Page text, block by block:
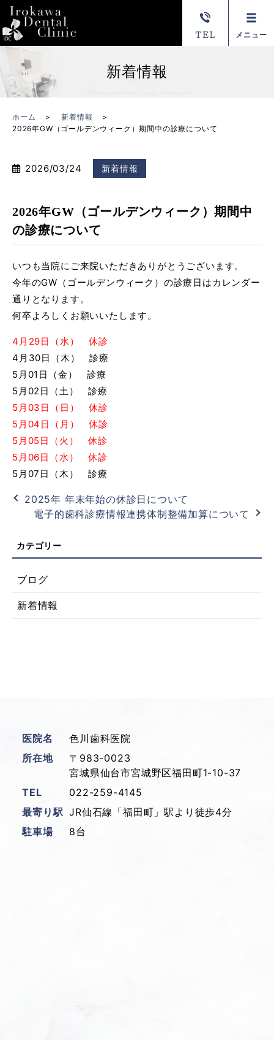
メニュー
新着情報
ホーム
新着情報
2026年GW（ゴールデンウィーク）期間中の診療について
2026/03/24 新着情報
2026年GW（ゴールデンウィーク）期間中
の診療について
いつも当院にご来院いただきありがとうございます。
今年のGW（ゴールデンウィーク）の診療日はカレンダー
通りとなります。
何卒よろしくお願いいたします。
4月29日（水） 休診
4月30日（木） 診療
5月01日（金） 診療
5月02日（土） 診療
5月03日（日） 休診
5月04日（月） 休診
5月05日（火） 休診
5月06日（水） 休診
5月07日（木） 診療
2025年 年末年始の休診日について
電子的歯科診療情報連携体制整備加算について
ブログ
新着情報
医院名
色川歯科医院
所在地
〒983-0023
宮城県仙台市宮城野区福田町1-10-37
TEL
022-259-4145
最寄り駅 JR仙石線「福田町」駅より徒歩4分
駐車場
8台